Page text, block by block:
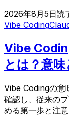
2026年8月5日読
Vibe Coding
Vibe
とは？意
Vibe Codingの意
確認し、従来の
める第一歩と注